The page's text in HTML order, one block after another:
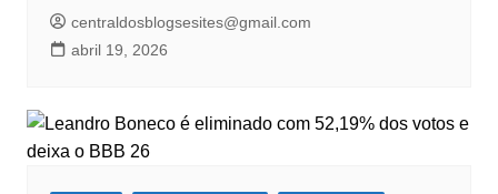
centraldosblogsesites@gmail.com
abril 19, 2026